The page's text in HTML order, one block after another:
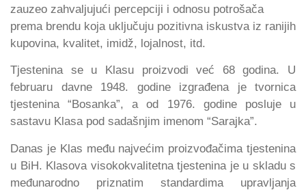
zauzeo zahvaljujući percepciji i odnosu potrošača
prema brendu koja uključuju pozitivna iskustva iz ranijih
kupovina, kvalitet, imidž, lojalnost, itd.
Tjestenina se u Klasu proizvodi već 68 godina. U
februaru davne 1948. godine izgrađena je tvornica
tjestenina “Bosanka”, a od 1976. godine posluje u
sastavu Klasa pod sadašnjim imenom “Sarajka”.
Danas je Klas među najvećim proizvođačima tjestenina
u BiH. Klasova visokokvalitetna tjestenina je u skladu s
međunarodno priznatim standardima upravljanja